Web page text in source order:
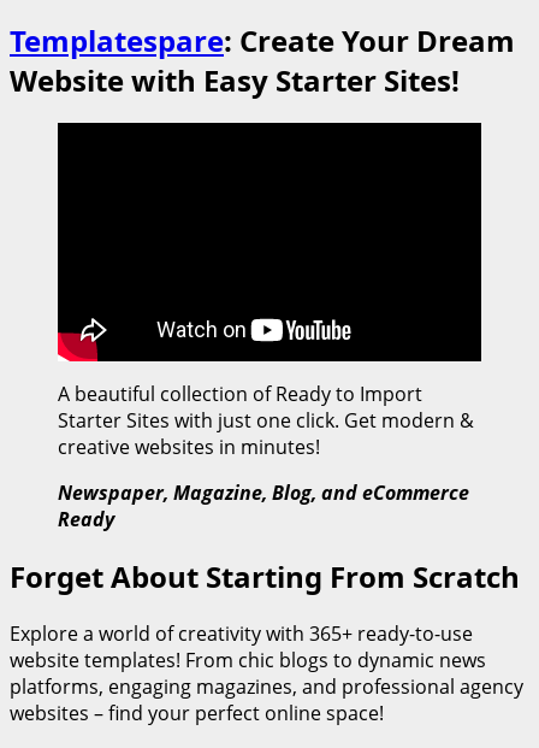
Templatespare: Create Your Dream
Website with Easy Starter Sites!
A beautiful collection of Ready to Import
Starter Sites with just one click. Get modern &
creative websites in minutes!
Newspaper, Magazine, Blog, and eCommerce
Ready
Forget About Starting From Scratch
Explore a world of creativity with 365+ ready-to-use
website templates! From chic blogs to dynamic news
platforms, engaging magazines, and professional agency
websites – find your perfect online space!